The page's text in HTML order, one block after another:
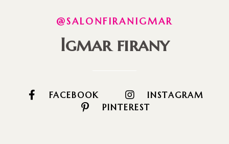
@SALONFIRANIGMAR
Igmar firany
FACEBOOK
INSTAGRAM
PINTEREST